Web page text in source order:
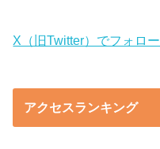
X（旧Twitter）でフォロー
アクセスランキング